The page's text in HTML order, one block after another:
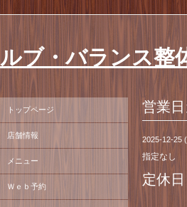
ルブ・バランス整
営業
2025-12-25
指定なし
定休日
トップページ
店舗情報
メニュー
Ｗｅｂ予約